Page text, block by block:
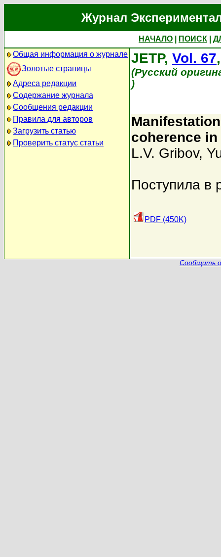
Журнал
НАЧАЛО ПОИСК
Общая информация о журнале
Золотые страницы
Адреса редакции
Содержание журнала
Сообщения редакции
Правила для авторов
Загрузить статью
Проверить статус статьи
JETP, Vol. 67
(Русский
)
coherence
L.V. Gribov,
Поступила в
PDF (450K)
Сообщить о